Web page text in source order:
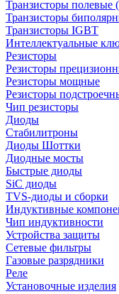
Транзисторы полевые
Транзисторы
Транзисторы IGBT
Интеллектуальные
Резисторы
Резисторы
Резисторы мощные
Резисторы
Чип резисторы
Диоды
Стабилитроны
Диоды Шоттки
Диодные мосты
Быстрые диоды
SiC диоды
TVS-диоды и сборки
Индуктивные
Чип индуктивности
Устройства защиты
Сетевые фильтры
Газовые разрядники
Реле
Установочные изделия